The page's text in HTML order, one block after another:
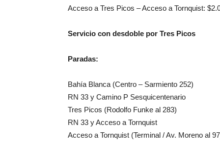
Acceso a Tres Picos – Acceso a Tornquist:
Servicio con desdoble por Tres Picos
Paradas:
Bahía Blanca (Centro – Sarmiento 252)
RN 33 y Camino P Sesquicentenario
Tres Picos (Rodolfo Funke al 283)
RN 33 y Acceso a Tornquist
Acceso a Tornquist (Terminal / Av. Moreno al